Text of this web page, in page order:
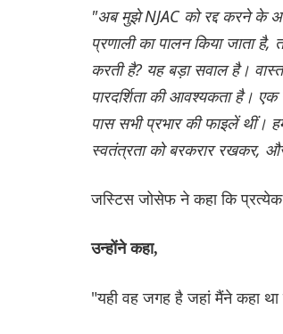
"अब मुझे NJAC को रद्द करने के
प्रणाली का पालन किया जाता
करती है? यह बड़ा सवाल है।
पारदर्शिता की आवश्यकता है।
पास सभी प्रभार की फाइलें थीं।
स्वतंत्रता को बरकरार रखकर,
जस्टिस जोसेफ ने कहा कि प्रत्येक
उन्होंने कहा,
"यही वह जगह है जहां मैंने कहा